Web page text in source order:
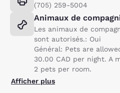
(705) 259-5004
Animaux de
Les animaux de
sont autorisés.: Oui
Général: Pets are
30.00 CAD per night. A
2 pets per room.
Afficher plus